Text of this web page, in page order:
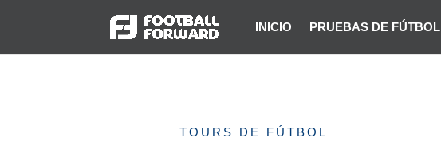
INICIO PRUEBAS DE FÚTBOL
TOURS DE FÚTBOL